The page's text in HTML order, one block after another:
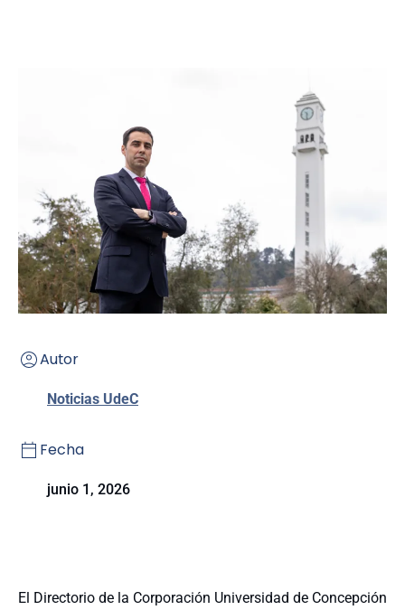
Autor
Noticias UdeC
Fecha
junio 1, 2026
El Directorio de la Corporación Universidad de Concepción